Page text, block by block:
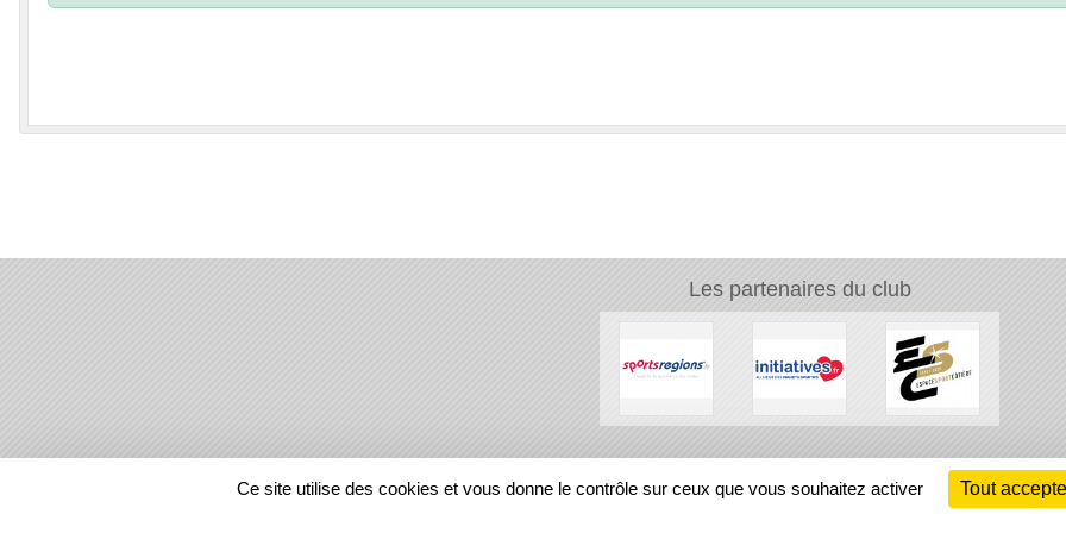
Les partenaires du club
REGIONS
Ce site utilise des cookies et vous donne le contrôle sur ceux que vous souhaitez activer Tout